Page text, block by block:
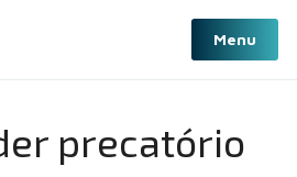
Menu
precatório